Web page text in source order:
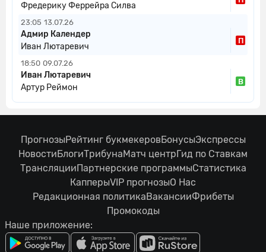
Фредерику Феррейра Силва
23:05 13.07.26
Адмир Календер
Иван Лютаревич
П
18:50 09.07.26
Иван Лютаревич
Артур Реймон
В
ПрогнозыРейтинг букмекеровБонусыЭкспрессы
НовостиБлогиТрибунаМатч центрГид по Ставкам
ТрансляцииПартнерские программыСтатистика
КапперыVIP прогнозыО Нас
Редакционная политикаВакансииФрибеты
Промокоды
Наше приложение: